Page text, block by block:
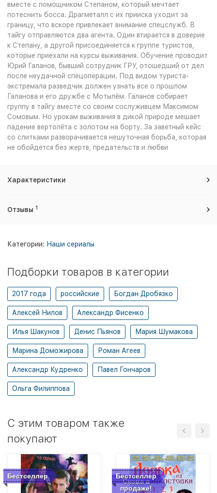
вместе с помощником Степаном, который мечтает
потеснить босса. Драгметалл с их прииска уходит за
границу, что вскоре привлекает внимание спецслужб. В
тайгу отправляются два агента. Один втирается в доверие
к Степану, а другой присоединяется к группе туристов,
которые приехали на курсы выживания. Обучение проводит
Юрий Галанов, бывший сотрудник ГРУ, отошедший от дел
после неудачной спецоперации. Под видом туриста-
экстремала разведчик должен узнать все о прошлом
Галанова и его дружбе с Мотылём. Галанов собирает
группу в тайгу вместе со своим сослуживцем Максимом
Сомовым. Но урокам выживания в дикой природе мешает
падение вертолёта с золотом на борту. За заветный кейс
со слитками разворачивается нешуточная борьба, которая
не обойдется без жертв, предательств и любви
Характеристики
Отзывы 1
Категории: Наши сериалы
Подборки товаров в категории
2017 года российские Богдан Дробязко
Алексей Нилов Александр Фисенко
Илья Шакунов Денис Пьянов Мария Шумакова
Марина Доможирова Роман Агеев
Александр Кудренко Павел Гончаров
Ольга Филиппова
C этим товаром также
покупают
Бестселлер
Снова в
продаже!
Бестселлер